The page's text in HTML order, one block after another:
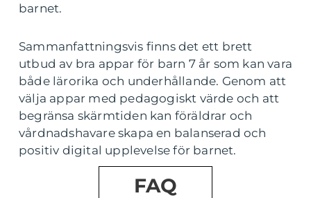
barnet.
Sammanfattningsvis finns det ett brett
utbud av bra appar för barn 7 år som kan vara
både lärorika och underhållande. Genom att
välja appar med pedagogiskt värde och att
begränsa skärmtiden kan föräldrar och
vårdnadshavare skapa en balanserad och
positiv digital upplevelse för barnet.
FAQ